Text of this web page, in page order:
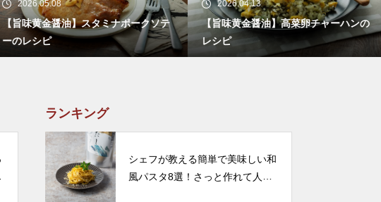
2026.05.08
味黄金醤油】スタミナポークソテ
レシピ
2026.04.13
【旨味黄金醤油】高菜卵チャーハンの
レシピ
ランキング
シェフが教える簡単で美味しい和
風パスタ8選！さっと作れて人気